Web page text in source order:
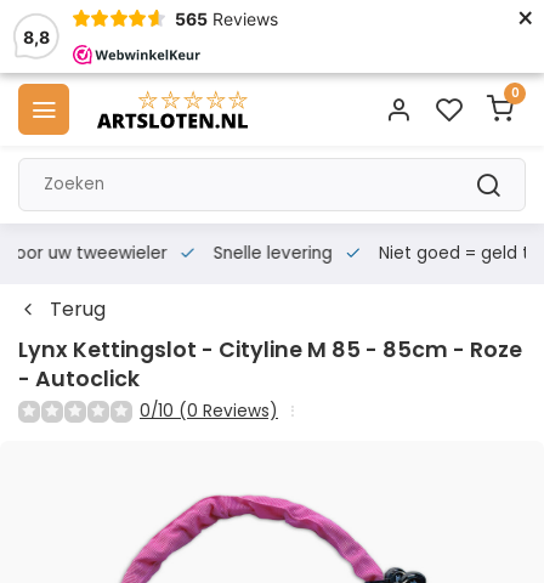
8,8
565 Reviews ×
0
voor uw tweewieler Snelle levering Niet goed = geld
Terug
Lynx Kettingslot - Cityline M 85 - 85cm - Roze
- Autoclick
0/10 (0 Reviews)